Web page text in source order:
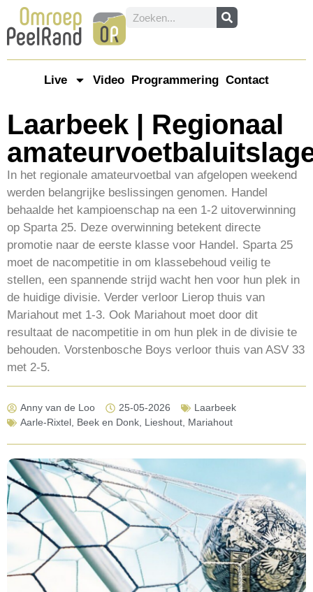
Live Video Programmering Contact
Laarbeek | Regionaal
In het regionale amateurvoetbal van afgelopen weekend
werden belangrijke beslissingen genomen. Handel
behaalde het kampioenschap na een 1-2 uitoverwinning
op Sparta 25. Deze overwinning betekent directe
promotie naar de eerste klasse voor Handel. Sparta 25
moet de nacompetitie in om klassebehoud veilig te
stellen, een spannende strijd wacht hen voor hun plek in
de huidige divisie. Verder verloor Lierop thuis van
Mariahout met 1-3. Ook Mariahout moet door dit
resultaat de nacompetitie in om hun plek in de divisie te
behouden. Vorstenbosche Boys verloor thuis van ASV 33
met 2-5.
Anny van de Loo 25-05-2026
Laarbeek
Aarle-Rixtel, Beek en Donk, Lieshout, Mariahout